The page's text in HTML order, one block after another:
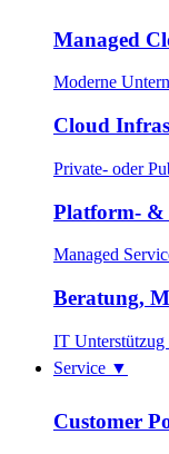
Managed
Moderne
Cloud
Private- oder
Platform- &
Managed
Beratung,
IT
Service ▼
Customer